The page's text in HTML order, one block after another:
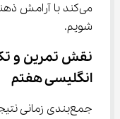
می‌کند با آرامش
شویم.
انگلیسی هفتم